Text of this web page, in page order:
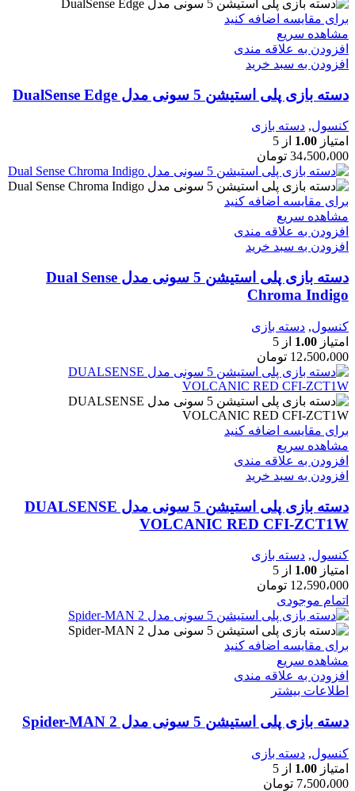
برای مقایسه اضافه کنید
مشاهده سریع
افزودن به علاقه مندی
افزودن به سبد خرید
دسته بازی پلی استیشن 5 سونی مدل DualSense Edge
کنسول, دسته بازی
امتیاز 1.00 از 5
34،500،000 تومان
برای مقایسه اضافه کنید
مشاهده سریع
افزودن به علاقه مندی
افزودن به سبد خرید
دسته بازی پلی استیشن 5 سونی مدل Dual Sense
Chroma Indigo
کنسول, دسته بازی
امتیاز 1.00 از 5
12،500،000 تومان
برای مقایسه اضافه کنید
مشاهده سریع
افزودن به علاقه مندی
افزودن به سبد خرید
دسته بازی پلی استیشن 5 سونی مدل DUALSENSE
VOLCANIC RED CFI-ZCT1W
کنسول, دسته بازی
امتیاز 1.00 از 5
12،590،000 تومان
اتمام موجودی
برای مقایسه اضافه کنید
مشاهده سریع
افزودن به علاقه مندی
اطلاعات بیشتر
دسته بازی پلی استیشن 5 سونی مدل Spider-MAN 2
کنسول, دسته بازی
امتیاز 1.00 از 5
7،500،000 تومان